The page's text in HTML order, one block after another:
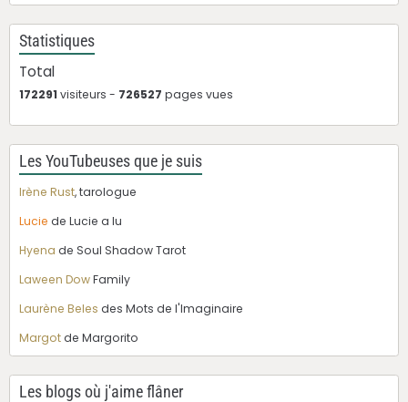
Statistiques
Total
172291visiteurs - 726527 pages vues
Les YouTubeuses que je suis
Irène Rust, tarologue
Lucie de Lucie a lu
Hyena de Soul Shadow Tarot
Laween DowFamily
Laurène Beles des Mots de l'Imaginaire
Margotde Margorito
Les blogs où j'aime flâner